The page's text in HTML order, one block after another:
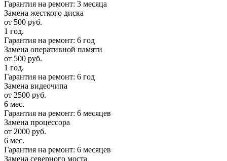
Гарантия на ремонт: 3 месяца
Замена жесткого диска
от 500 руб.
1 год.
Гарантия на ремонт: 6 год
Замена оперативной памяти
от 500 руб.
1 год.
Гарантия на ремонт: 6 год
Замена видеочипа
от 2500 руб.
6 мес.
Гарантия на ремонт: 6 месяцев
Замена процессора
от 2000 руб.
6 мес.
Гарантия на ремонт: 6 месяцев
Замена северного моста